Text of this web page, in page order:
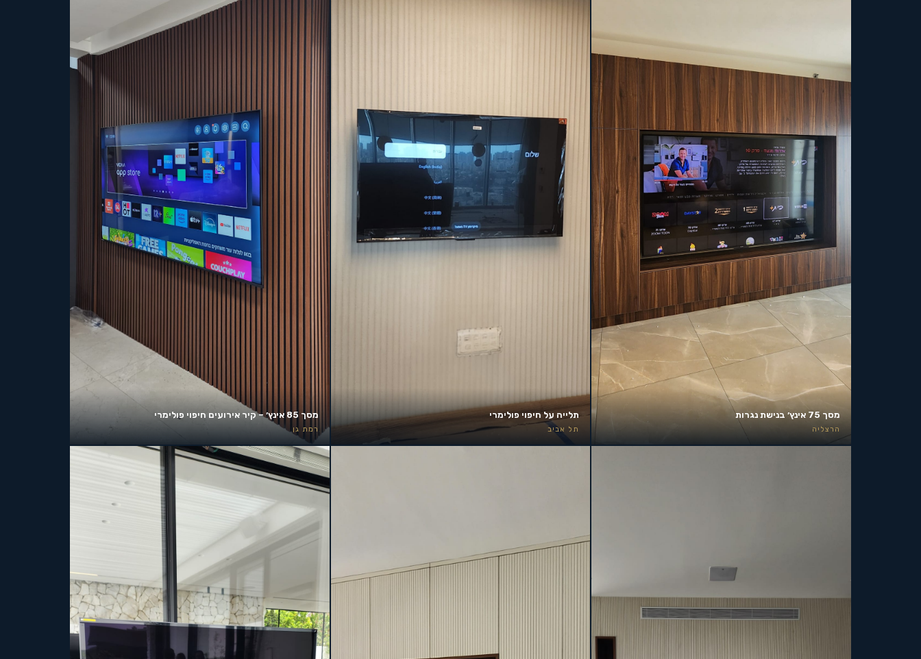
מסך 75 אינץ׳ בנישת נגרות
הרצליה
תלייה על חיפוי פולימרי
תל אביב
מסך 85 אינץ׳ – קיר אירועים חיפוי פולימרי
רמת גן